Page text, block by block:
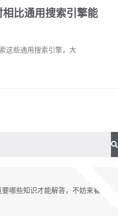
比通用搜索引擎能
这些通用搜索引擎，大
哪些知识才能解答，不妨来看
SEO专题